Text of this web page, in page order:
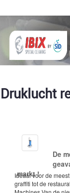
Druklucht
De
markt !
Ideaal voor de
graffiti tot de